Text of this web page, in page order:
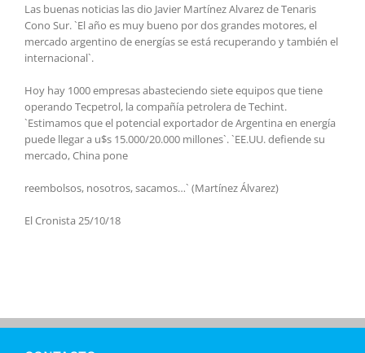
Las buenas noticias las dio Javier Martínez Alvarez de Tenaris
Cono Sur. `El año es muy bueno por dos grandes motores, el
mercado argentino de energías se está recuperando y también el
internacional`.
Hoy hay 1000 empresas abasteciendo siete equipos que tiene
operando Tecpetrol, la compañía petrolera de Techint.
`Estimamos que el potencial exportador de Argentina en energía
puede llegar a u$s 15.000/20.000 millones`. `EE.UU. defiende su
mercado, China pone
reembolsos, nosotros, sacamos…` (Martínez Álvarez)
El Cronista 25/10/18